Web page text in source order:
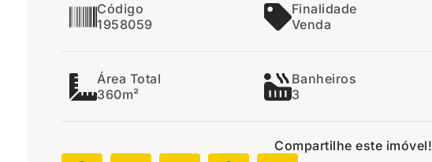
Código
1958059
Finalidade
Venda
Área Total
360m²
Banheiros
3
Compartilhe este imóvel!